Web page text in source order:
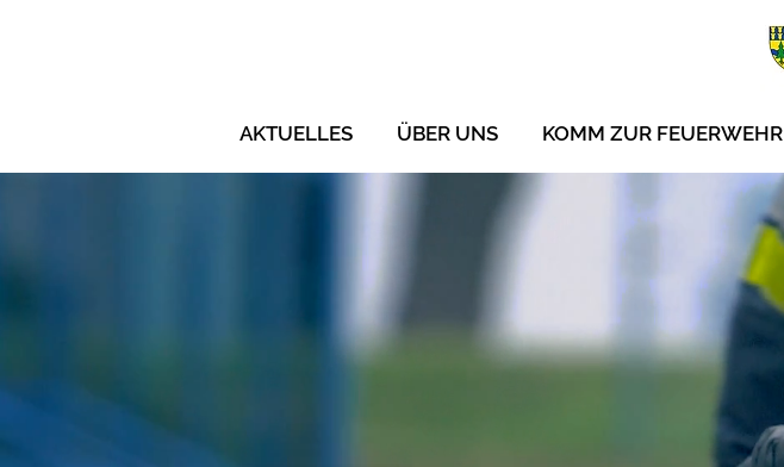
AKTUELLES ÜBER UNS KOMM ZUR FEUERWEHR